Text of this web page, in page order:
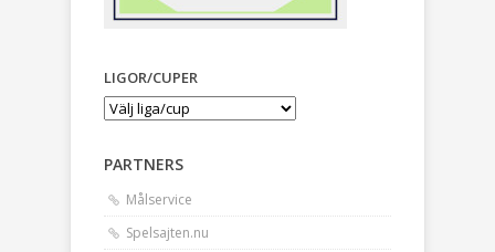
LIGOR/CUPER
PARTNERS
Målservice
Spelsajten.nu